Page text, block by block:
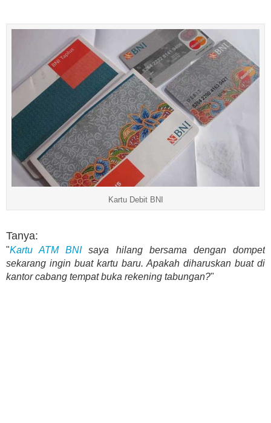
Kartu Debit BNI
Tanya:
"Kartu ATM BNIsaya hilang bersama dengan dompet
sekarang ingin buat kartu baru. Apakah diharuskan buat di
kantor cabang tempat buka rekening tabungan?"